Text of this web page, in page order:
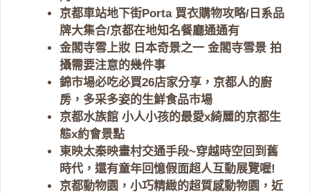
京都車站地下街Porta 買衣購物攻略/日系品
牌大集合/京都在地知名餐廳通通有
金閣寺雪上妝 日本奇景之一 金閣寺雪景 拍
攝需要注意的幾件事
錦市場必吃必買26店家分享，京都人的廚
房，多采多姿的生鮮食品市場
京都水族館 小人小孩的最愛x綺麗的京都生
態x約會景點
東映太秦映畫村交通手段~穿越時空回到舊
時代，還有童年回憶假面超人互動展覽喔!
京都動物園，小巧精緻的超質感動物園，近